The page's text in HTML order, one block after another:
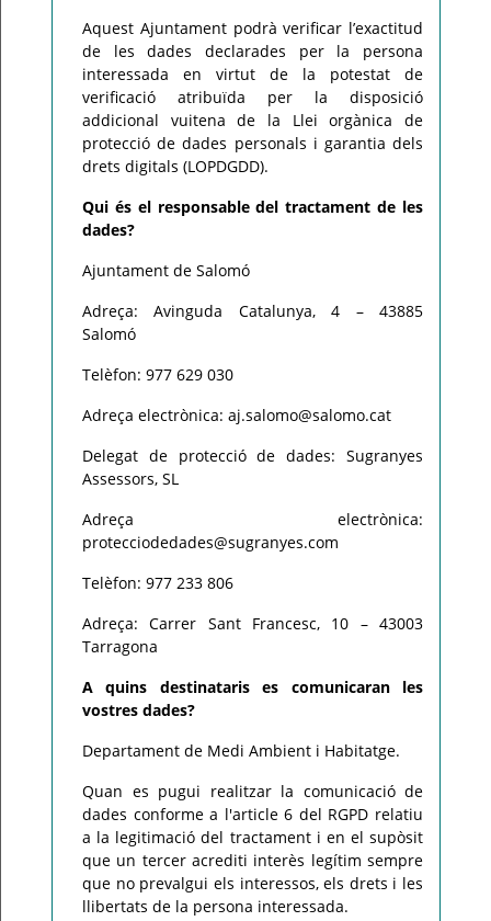
Aquest Ajuntament podrà verificar l’exactitud
de les dades declarades per la persona
interessada en virtut de la potestat de
verificació atribuïda per la disposició
addicional vuitena de la Llei orgànica de
protecció de dades personals i garantia dels
drets digitals (LOPDGDD).
Qui és el responsable del tractament de les
dades?
Ajuntament de Salomó
Adreça: Avinguda Catalunya, 4 – 43885
Salomó
Telèfon: 977 629 030
Adreça electrònica: aj.salomo@salomo.cat
Delegat de protecció de dades: Sugranyes
Assessors, SL
Adreça electrònica:
protecciodedades@sugranyes.com
Telèfon: 977 233 806
Adreça: Carrer Sant Francesc, 10 – 43003
Tarragona
A quins destinataris es comunicaran les
vostres dades?
Departament de Medi Ambient i Habitatge.
Quan es pugui realitzar la comunicació de
dades conforme a l'article 6 del RGPD relatiu
a la legitimació del tractament i en el supòsit
que un tercer acrediti interès legítim sempre
que no prevalgui els interessos, els drets i les
llibertats de la persona interessada.